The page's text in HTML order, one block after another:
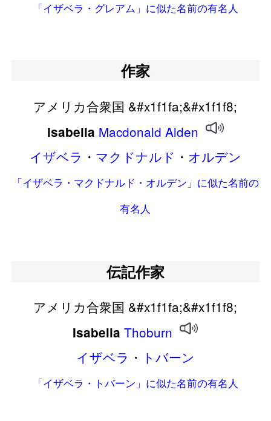
「イザベラ・グレアム」に似た名前の有名人
作家
アメリカ合衆国 &#x1f1fa;&#x1f1f8;
Isabella Macdonald Alden
イザベラ ・ マクドナルド ・ オルデン
「イザベラ・マクドナルド・オルデン」に似た名前の
有名人
伝記作家
アメリカ合衆国 &#x1f1fa;&#x1f1f8;
Isabella Thoburn
イザベラ ・ トバーン
「イザベラ・トバーン」に似た名前の有名人